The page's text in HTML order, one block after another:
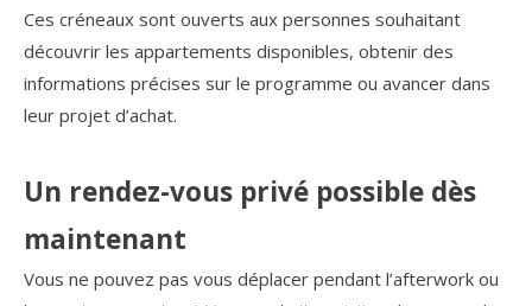
Ces créneaux sont ouverts aux personnes souhaitant
découvrir les appartements disponibles, obtenir des
informations précises sur le programme ou avancer dans
leur projet d’achat.
Un rendez-vous privé possible dès
maintenant
Vous ne pouvez pas vous déplacer pendant l’afterwork ou